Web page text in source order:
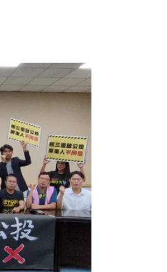
票。公投主文為：
全疑慮後，繼續
政院及反方辦事處
廢核行動平台與台
括台灣綠黨共同召
表行政院的行政院
人。備受矚目的